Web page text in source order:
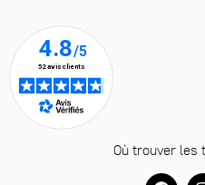
Où trouver les